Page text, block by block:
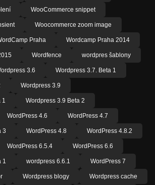
WooCommerce snippet
Woocommerce zoom image
Praha Wordcamp Praha 2014
Wordfence wordpres šablony
3.6 Wordpress 3.7. Beta 1
Wordpress 3.9
Wordpress 3.9 Beta 2
WordPress 4.6 WordPress 4.7
3 WordPress 4.8 WordPress 4.8.2
WordPress 6.5.4 WordPress 6.6
1 wordpress 6.6.1 WordPress 7
Wordpress blogy Wordpress cache